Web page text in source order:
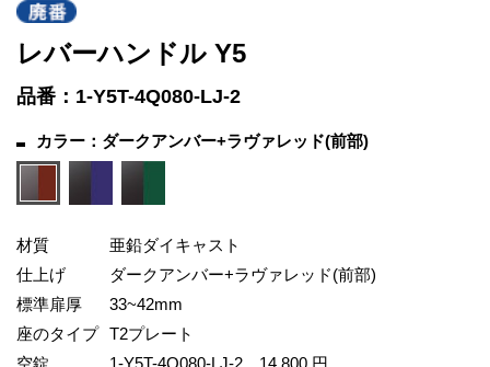
レバーハンドル Y5
品番：1-Y5T-4Q080-LJ-2
カラー：ダークアンバー+ラヴァレッド(前部)
材質
亜鉛ダイキャスト
仕上げ
ダークアンバー+ラヴァレッド(前部)
標準扉厚
33~42mm
座のタイプ T2プレート